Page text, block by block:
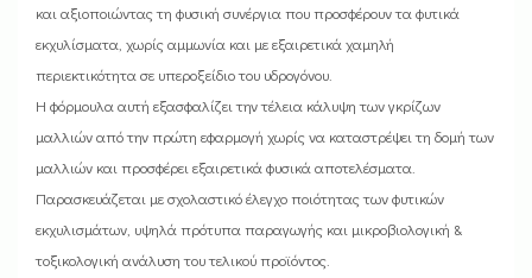
και αξιοποιώντας τη φυσική συνέργια που προσφέρουν τα φυτικά
εκχυλίσματα, χωρίς αμμωνία και με εξαιρετικά χαμηλή
περιεκτικότητα σε υπεροξείδιο του υδρογόνου.
H φόρμουλα αυτή εξασφαλίζει την τέλεια κάλυψη των γκρίζων
μαλλιών από την πρώτη εφαρμογή χωρίς να καταστρέψει τη δομή των
μαλλιών και προσφέρει εξαιρετικά φυσικά αποτελέσματα.
Παρασκευάζεται με σχολαστικό έλεγχο ποιότητας των φυτικών
εκχυλισμάτων, υψηλά πρότυπα παραγωγής και μικροβιολογική &
τοξικολογική ανάλυση του τελικού προϊόντος.